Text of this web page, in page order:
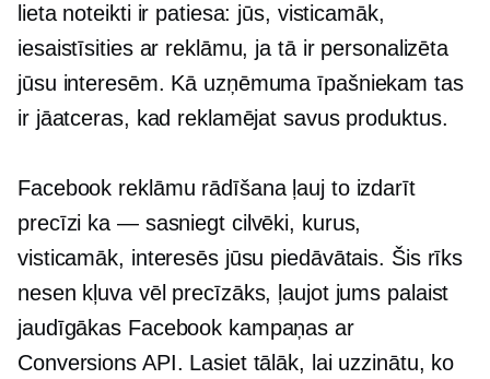
lieta noteikti ir patiesa: jūs, visticamāk,
iesaistīsities ar reklāmu, ja tā ir personalizēta
jūsu interesēm. Kā uzņēmuma īpašniekam tas
ir jāatceras, kad reklamējat savus produktus.
Facebook reklāmu rādīšana ļauj to izdarīt
precīzi ka — sasniegtcilvēki, kurus,
visticamāk, interesēs jūsu piedāvātais. Šis rīks
nesen kļuva vēl precīzāks, ļaujot jums palaist
jaudīgākas Facebook kampaņas ar
Conversions API. Lasiet tālāk, lai uzzinātu, ko